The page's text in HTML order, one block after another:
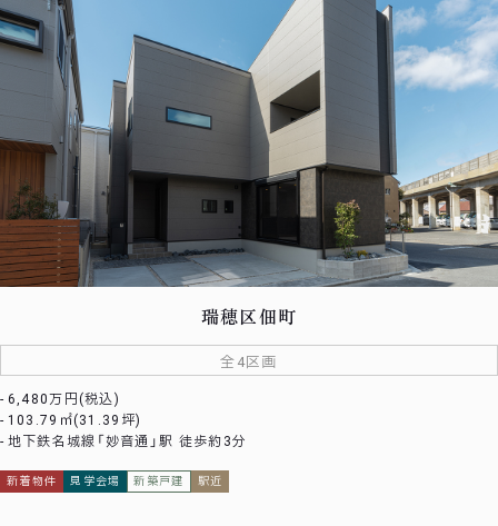
瑞穂区佃町
全4区画
6,480万円(税込)
103.79㎡(31.39坪)
地下鉄名城線「妙音通」駅 徒歩約3分
新着物件 見学会場 新築戸建 駅近